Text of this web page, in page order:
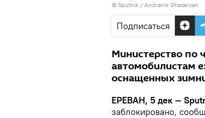
© Sputnik / Andranik Ghazaryan
Подписаться
Министерство по
автомобилистам
оснащенных
ЕРЕВАН, 5 дек —
заблокировано,